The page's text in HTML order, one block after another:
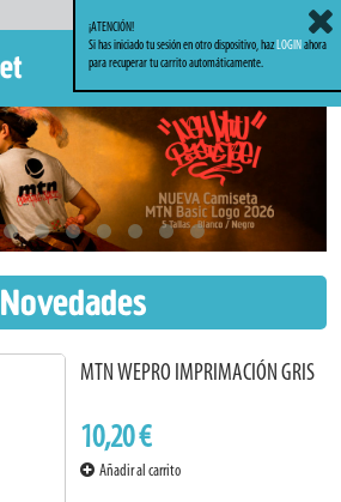
Novedades
MTN WEPRO IMPRIMACIÓN GRIS
10,20 €
Añadir al carrito
¡ATENCIÓN!
Si has iniciado tu sesión en otro dispositivo, hazLOGINahora
para recuperar tu carrito automáticamente.